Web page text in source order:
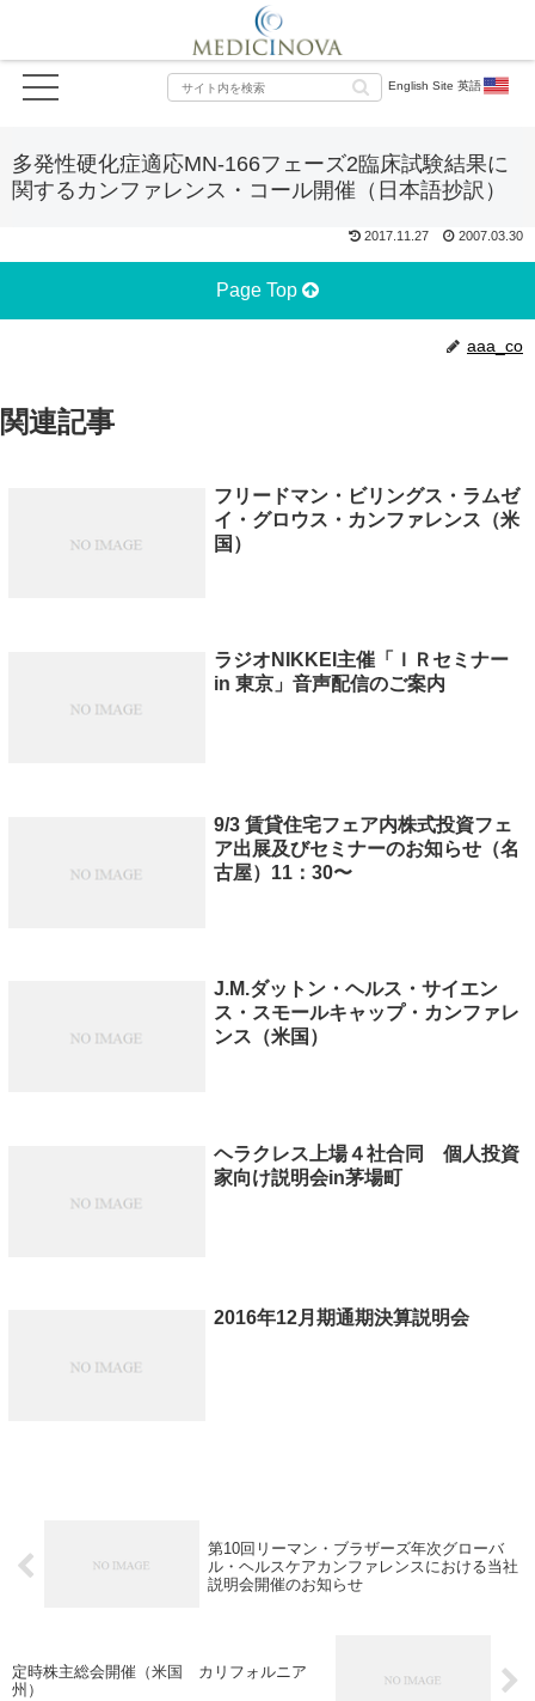
English Site 英語
多発性硬化症適応MN-166フェーズ2臨床試験結果に
関するカンファレンス・コール開催（日本語抄訳）
2017.11.27 2007.03.30
Page Top
aaa_co
関連記事
フリードマン・ビリングス・ラムゼ
イ・グロウス・カンファレンス（米
国）
ラジオNIKKEI主催「ＩＲセミナー
in 東京」音声配信のご案内
9/3 賃貸住宅フェア内株式投資フェ
ア出展及びセミナーのお知らせ（名
古屋）11：30〜
J.M.ダットン・ヘルス・サイエン
ス・スモールキャップ・カンファレ
ンス（米国）
ヘラクレス上場４社合同 個人投資
家向け説明会in茅場町
2016年12月期通期決算説明会
第10回リーマン・ブラザーズ年次グローバ
ル・ヘルスケアカンファレンスにおける当社
説明会開催のお知らせ
定時株主総会開催（米国 カリフォルニア
州）